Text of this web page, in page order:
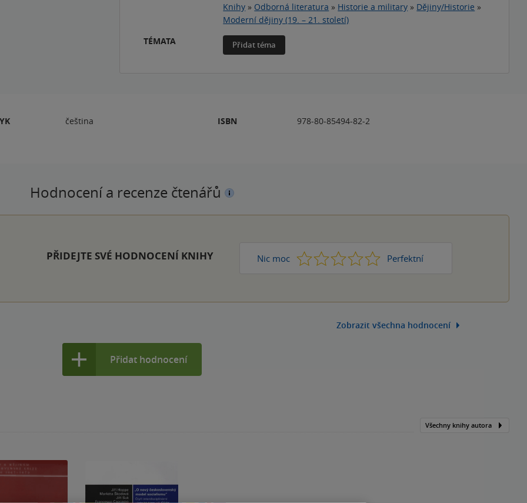
Knihy » Odborná literatura » Historie a military » Dějiny/Historie »
Moderní dějiny (19. – 21. století)
TÉMATA
Přidat téma
čeština ISBN 978-80-85494-82-2
Hodnocení a recenze čtenářů
PŘIDEJTE SVÉ HODNOCENÍ KNIHY Nic moc 1 2 3 4 Perfektní
5
Zobrazit všechna hodnocení
Přidat hodnocení
Všechny knihy autora